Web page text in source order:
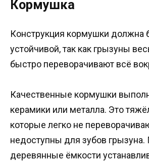
Кормушка
Конструкция кормушки должна
устойчивой, так как грызуны
быстро переворачивают всё
Качественные кормушки
керамики или металла. Это
которые легко не
недоступны для зубов грызуна.
деревянные ёмкости